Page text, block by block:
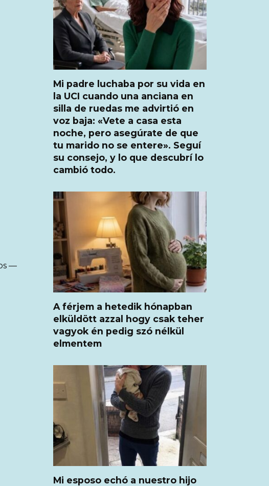
—
Mi padre luchaba por su vida en
la UCI cuando una anciana en
silla de ruedas me advirtió en
voz baja: «Vete a casa esta
noche, pero asegúrate de que
tu marido no se entere». Seguí
su consejo, y lo que descubrí lo
cambió todo.
A férjem a hetedik hónapban
elküldött azzal hogy csak teher
vagyok én pedig szó nélkül
elmentem
Mi esposo echó a nuestro hijo